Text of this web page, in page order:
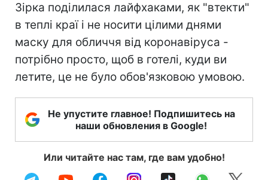
Зірка поділилася лайфхаками, як "втекти"
в теплі краї і не носити цілими днями
маску для обличчя від коронавіруса -
потрібно просто, щоб в готелі, куди ви
летите, це не було обов'язковою умовою.
Не упустите главное! Подпишитесь на
наши обновления в Google!
Или читайте нас там, где вам удобно!